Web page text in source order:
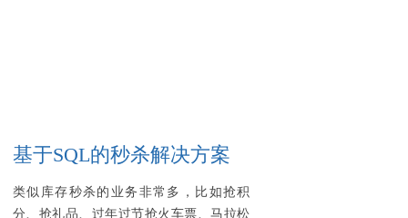
基于SQL的秒杀解决方案
类似库存秒杀的业务非常多，比如抢积
分、抢礼品、过年过节抢火车票、马拉松